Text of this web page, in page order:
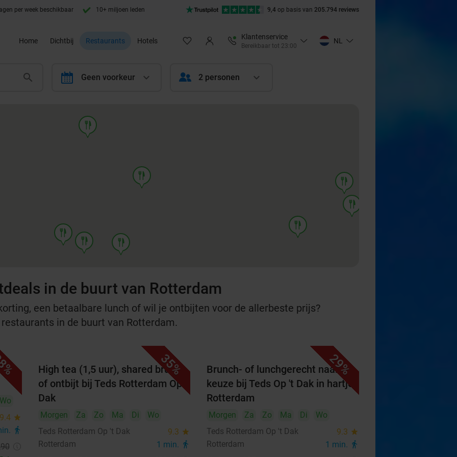
per week beschikbaar 10+ miljoen leden 9,4 op basis van 205.794 reviews
Home Dichtbij Restaurants Hotels
Klantenservice
Bereikbaar tot 23:00
NL
calendar Geen voorkeur 2 personen
food
food
food
food
food
food
food
food
in de buurt van Rotterdam
een betaalbare lunch of wil je ontbijten voor de allerbeste prijs?
in de buurt van Rotterdam.
Wo
9.4 star
directions_walk
35%
High tea (1,5 uur), shared brunch
of ontbijt bij Teds Rotterdam Op 't
Dak
Morgen Za Zo Ma Di
Wo
Teds Rotterdam Op 't Dak
9.3 star
Rotterdam 1 min. directions_walk
29%
Brunch- of lunchgerecht naar
keuze bij Teds Op 't Dak in hartje
Rotterdam
Morgen Za Zo Ma Di
Wo
Teds Rotterdam Op 't Dak
9.3 star
Rotterdam 1 min. directions_walk